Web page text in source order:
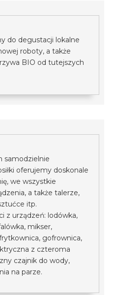
do degustacji lokalne
roboty, a także
BIO od tutejszych
samodzielnie
oferujemy doskonale
we wszystkie
a także talerze,
itp.
z urządzeń: lodówka,
mikser,
gofrownica,
z czteroma
czajnik do wody,
na parze.